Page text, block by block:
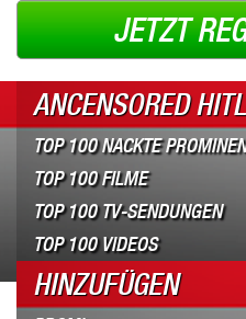
JETZT
ANCENSORED
TOP 100 NACKTE
TOP 100 FILME
TOP 100 TV-SENDUNGEN
TOP 100 VIDEOS
HINZUFÜGEN